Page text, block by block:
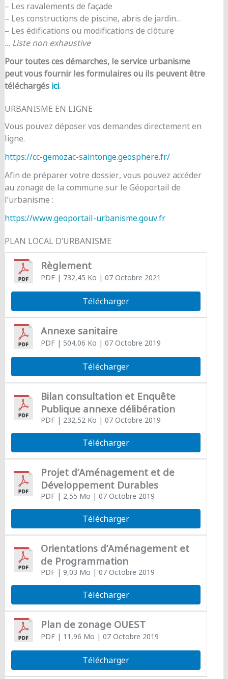
– Les ravalements de façade
– Les constructions de piscine, abris de jardin…
– Les édifications ou modifications de clôture
… Liste non exhaustive
Pour toutes ces démarches, le service urbanisme
peut vous fournir les formulaires ou ils peuvent être
téléchargés ici.
URBANISME EN LIGNE
Vous pouvez déposer vos demandes directement en
ligne.
https://cc-gemozac-saintonge.geosphere.fr/
Afin de préparer votre dossier, vous pouvez accéder
au zonage de la commune sur le Géoportail de
l’urbanisme :
https://www.geoportail-urbanisme.gouv.fr
PLAN LOCAL D’URBANISME
Règlement
PDF| 732,45 Ko | 07 Octobre 2021
Télécharger
Annexe sanitaire
PDF| 504,06 Ko | 07 Octobre 2019
Télécharger
Bilan consultation et Enquête
Publique annexe délibération
PDF| 232,52 Ko | 07 Octobre 2019
Télécharger
Projet d’Aménagement et de
Développement Durables
PDF| 2,55 Mo | 07 Octobre 2019
Télécharger
Orientations d’Aménagement et
de Programmation
PDF| 9,03 Mo | 07 Octobre 2019
Télécharger
Plan de zonage OUEST
PDF| 11,96 Mo | 07 Octobre 2019
Télécharger